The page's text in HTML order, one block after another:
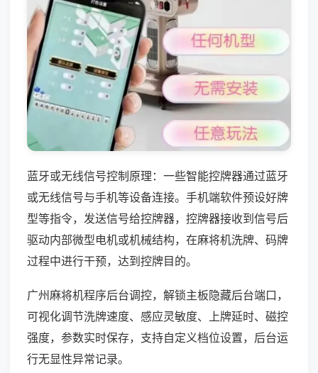
蓝牙或无线信号控制原理：一些智能控牌器通过蓝牙
或无线信号与手机等设备连接。手机端软件预设好牌
型等指令，发送信号给控牌器，控牌器接收到信号后
驱动内部微型电机或机械结构，在麻将机洗牌、码牌
过程中进行干预，达到控牌目的。
广州麻将机程序后台调控，解锁主板隐藏后台端口，
可视化调节洗牌速度、感应灵敏度、上牌延时、磁控
强度，参数实时保存，支持自定义档位设置，后台运
行无显性异常记录。